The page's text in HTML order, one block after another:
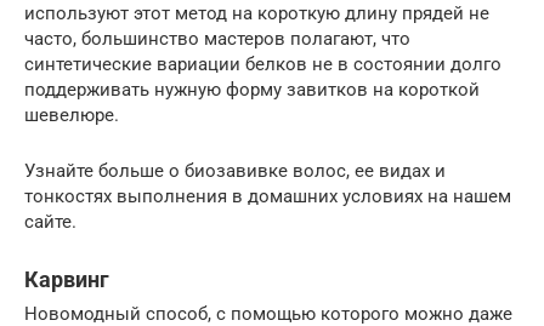
используют этот метод на короткую длину прядей не
часто, большинство мастеров полагают, что
синтетические вариации белков не в состоянии долго
поддерживать нужную форму завитков на короткой
шевелюре.
Узнайте больше о биозавивке волос, ее видах и
тонкостях выполнения в домашних условиях на нашем
сайте.
Карвинг
Новомодный способ, с помощью которого можно даже